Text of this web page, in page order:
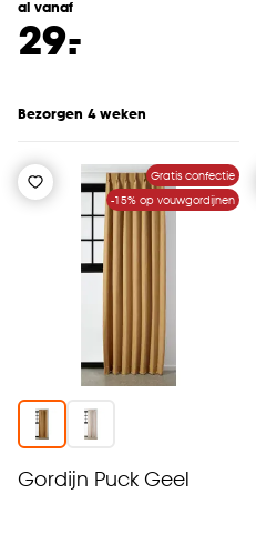
al vanaf
29.
-
Bezorgen 4 weken
Gratis confectie
-15% op vouwgordijnen
Gordijn Puck Geel